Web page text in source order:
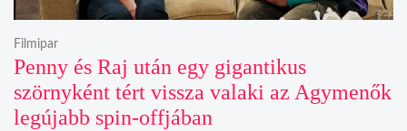
Penny és Raj után egy gigantikus
szörnyként tért vissza valaki az Agymenők
legújabb spin-offjában
Filmipar